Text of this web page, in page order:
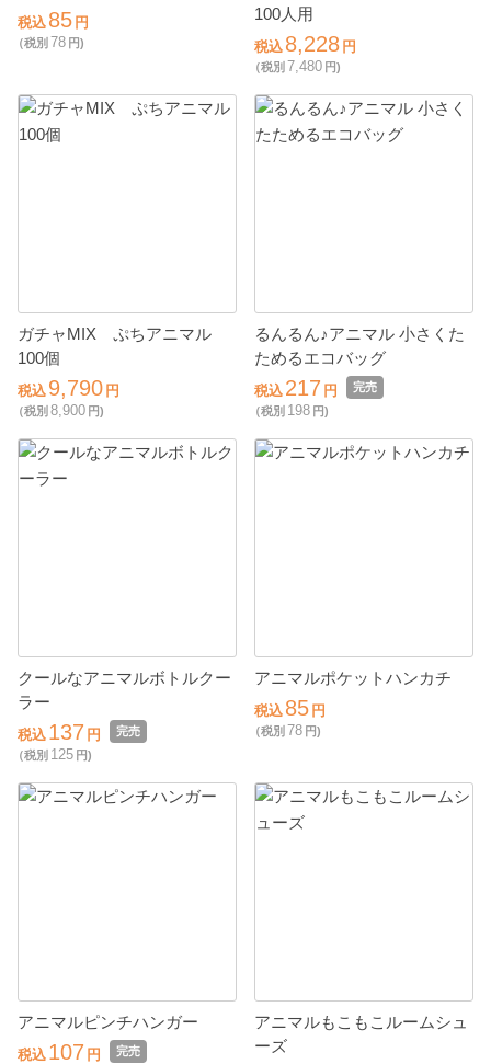
税込 85 円
（税別 78 円)
100人用
税込 8,228 円
（税別 7,480 円)
ガチャMIX ぷちアニマル
100個
税込 9,790 円
（税別 8,900 円)
るんるん♪アニマル 小さくた
ためるエコバッグ
税込 217 円
完売
（税別 198 円)
クールなアニマルボトルクー
ラー
税込 137 円
完売
（税別 125 円)
アニマルポケットハンカチ
税込 85 円
（税別 78 円)
アニマルピンチハンガー
税込 107 円 完売
アニマルもこもこルームシュ
ーズ